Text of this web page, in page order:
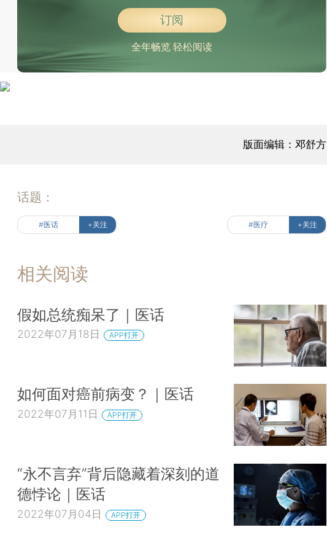
订阅
全年畅览 轻松阅读
版面编辑：邓舒方
话题：
#医话 +关注 #医疗 +关注
相关阅读
假如总统痴呆了｜医话
2022年07月18日 APP打开
如何面对癌前病变？｜医话
2022年07月11日 APP打开
“永不言弃”背后隐藏着深刻的道
德悖论｜医话
2022年07月04日 APP打开